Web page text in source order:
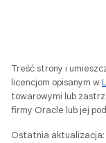
Treść strony i
licencjom opisanym w
towarowymi lub
firmy Oracle lub jej
Ostatnia